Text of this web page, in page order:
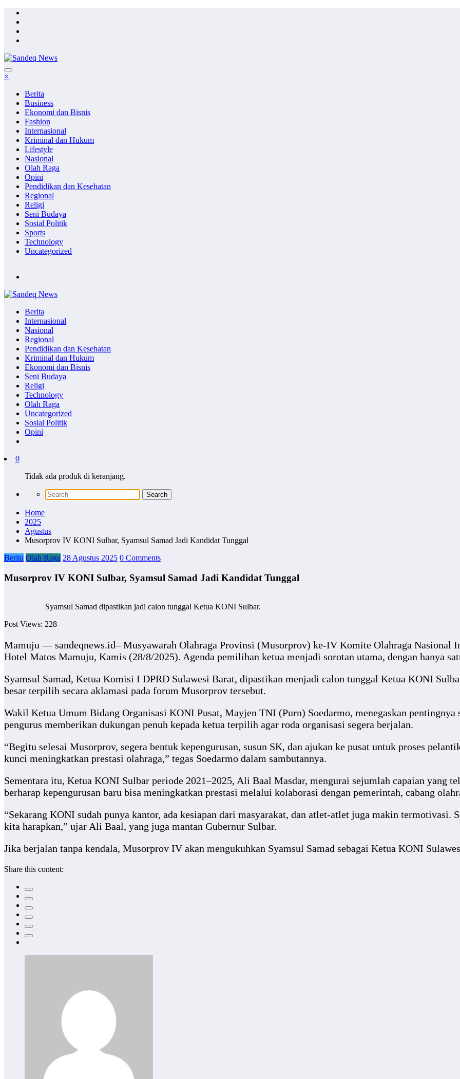
Skip
content
×
Berita
Business
Ekonomi dan Bisnis
Fashion
Internasional
Kriminal dan Hukum
Lifestyle
Nasional
Olah Raga
Opini
Pendidikan dan Kesehatan
Regional
Religi
Seni Budaya
Sosial Politik
Sports
Technology
Uncategorized
Berita
Internasional
Nasional
Regional
Pendidikan dan Kesehatan
Kriminal dan Hukum
Ekonomi dan Bisnis
Seni Budaya
Religi
Technology
Olah Raga
Uncategorized
Sosial Politik
Opini
0
Tidak ada produk di keranjang.
Home
2025
Agustus
Musorprov IV KONI Sulbar, Syamsul Samad Jadi Kandidat Tunggal
Berita Olah Raga 28 Agustus 2025 0 Comments
Musorprov IV KONI Sulbar, Syamsul Samad Jadi Kandidat Tunggal
Syamsul Samad dipastikan jadi calon tunggal Ketua KONI Sulbar.
Post Views: 228
Mamuju — sandeqnews.id– Musyawarah Olahraga Provinsi (Musorprov) ke-IV Komite Olahraga Nasional
Hotel Matos Mamuju, Kamis (28/8/2025). Agenda pemilihan ketua menjadi sorotan utama, dengan hanya
Syamsul Samad, Ketua Komisi I DPRD Sulawesi Barat, dipastikan menjadi calon tunggal Ketua KONI
besar terpilih secara aklamasi pada forum Musorprov tersebut.
Wakil Ketua Umum Bidang Organisasi KONI Pusat, Mayjen TNI (Purn) Soedarmo, menegaskan
pengurus memberikan dukungan penuh kepada ketua terpilih agar roda organisasi segera berjalan.
“Begitu selesai Musorprov, segera bentuk kepengurusan, susun SK, dan ajukan ke pusat untuk proses
kunci meningkatkan prestasi olahraga,” tegas Soedarmo dalam sambutannya.
Sementara itu, Ketua KONI Sulbar periode 2021–2025, Ali Baal Masdar, mengurai sejumlah capaian yang
berharap kepengurusan baru bisa meningkatkan prestasi melalui kolaborasi dengan pemerintah, cabang
“Sekarang KONI sudah punya kantor, ada kesiapan dari masyarakat, dan atlet-atlet juga makin termotivasi.
kita harapkan,” ujar Ali Baal, yang juga mantan Gubernur Sulbar.
Jika berjalan tanpa kendala, Musorprov IV akan mengukuhkan Syamsul Samad sebagai Ketua KONI
Share this content: